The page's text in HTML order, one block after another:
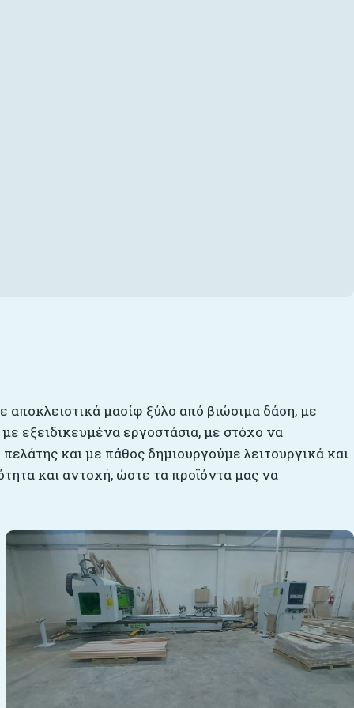
αποκλειστικά μασίφ ξύλο από βιώσιμα δάση, με
εξειδικευμένα εργοστάσια, με στόχο να
και με πάθος δημιουργούμε λειτουργικά και
και αντοχή, ώστε τα προϊόντα μας να